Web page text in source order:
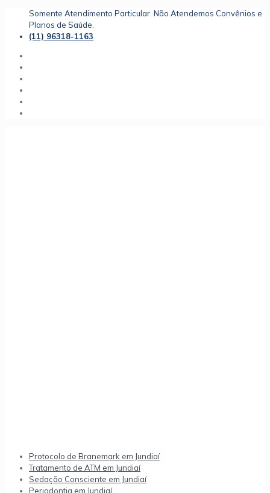
Somente Atendimento Particular. Não Atendemos Convênios e
Planos de Saúde.
(11) 96318-1163
Protocolo de Branemark em Jundiaí
Tratamento de ATM em Jundiaí
Sedação Consciente em Jundiaí
Periodontia em Jundiaí